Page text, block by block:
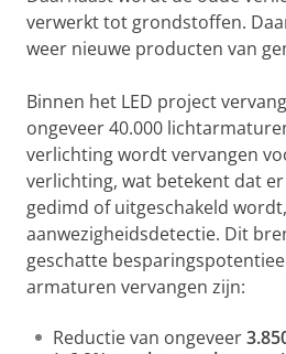
verwerkt tot grondstoffen.
weer nieuwe producten van
Binnen het LED project
ongeveer 40.000
verlichting wordt vervangen
verlichting, wat betekent dat
gedimd of uitgeschakeld
aanwezigheidsdetectie. Dit
geschatte
armaturen vervangen zijn:
Reductie van ongeveer